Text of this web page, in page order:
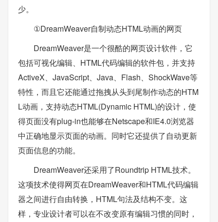
少。
①DreamWeaver自制动态HTML动画的网页
DreamWeaver是一个很酷的网页设计软件，它
包括可视化编辑、HTML代码编辑的软件包，并支持
ActiveX、JavaScript、Java、Flash、ShockWave等
特性，而且它还能通过拖拽从头到尾制作动态的HTM
L动画，支持动态HTML(Dynamic HTML)的设计，使
得页面没有plug-in也能够在Netscape和IE4.0浏览器
中正确地显示页面的动画。同时它还提供了自动更新
页面信息的功能。
DreamWeaver还采用了Roundtrip HTML技术。
这项技术使得网页在DreamWeaver和HTML代码编辑
器之间进行自由转换，HTML句法及结构不变。这
样，专业设计者可以在不改变原有编辑习惯的同时，